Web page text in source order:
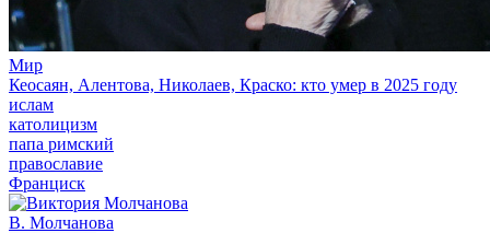
Мир
Кеосаян, Алентова, Николаев, Краско: кто умер в 2025 году
ислам
католицизм
папа римский
православие
Франциск
В. Молчанова